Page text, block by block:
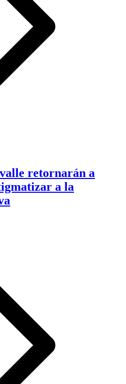
retornarán a
a la